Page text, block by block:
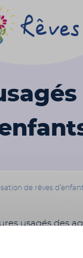
de rêves
usagés des